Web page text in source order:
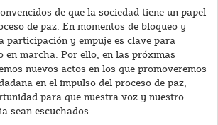
de que la sociedad tiene un papel
de paz. En momentos de bloqueo y
participación y empuje es clave para
en marcha. Por ello, en las próximas
nuevos actos en los que promoveremos
en el impulso del proceso de paz,
para que nuestra voz y nuestro
sean escuchados.